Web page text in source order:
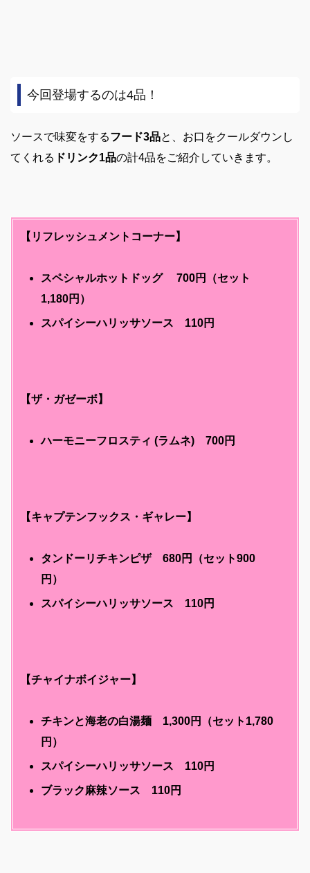
今回登場するのは4品！
ソースで味変をするフード3品と、お口をクールダウンし
てくれる ドリンク1品の計4品をご紹介していきます。
【リフレッシュメントコーナー】
スペシャルホットドッグ 700円（セット
1,180円）
スパイシーハリッサソース 110円
【ザ・ガゼーボ】
ハーモニーフロスティ (ラムネ) 700円
【キャプテンフックス・ギャレー】
タンドーリチキンピザ 680円（セット900
円）
スパイシーハリッサソース 110円
【チャイナボイジャー】
チキンと海老の白湯麺 1,300円（セット1,780
円）
スパイシーハリッサソース 110円
ブラック麻辣ソース 110円